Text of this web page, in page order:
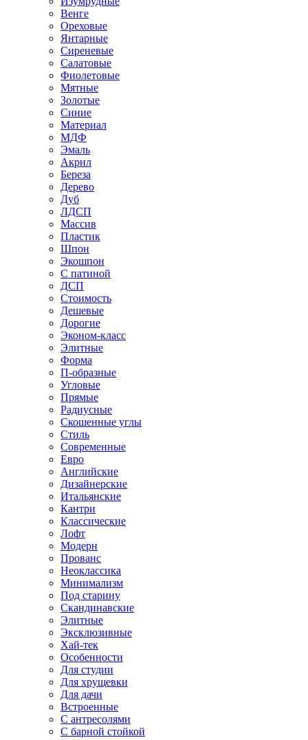
Венге
Ореховые
Янтарные
Сиреневые
Салатовые
Фиолетовые
Мятные
Золотые
Синие
Материал
МДФ
Эмаль
Акрил
Береза
Дерево
Дуб
ЛДСП
Массив
Пластик
Шпон
Экошпон
С патиной
ДСП
Стоимость
Дешевые
Дорогие
Эконом-класс
Элитные
Форма
П-образные
Угловые
Прямые
Радиусные
Скошенные углы
Стиль
Современные
Евро
Английские
Дизайнерские
Итальянские
Кантри
Классические
Лофт
Модерн
Прованс
Неоклассика
Минимализм
Под старину
Скандинавские
Элитные
Эксклюзивные
Хай-тек
Особенности
Для студии
Для хрущевки
Для дачи
Встроенные
С антресолями
С барной стойкой